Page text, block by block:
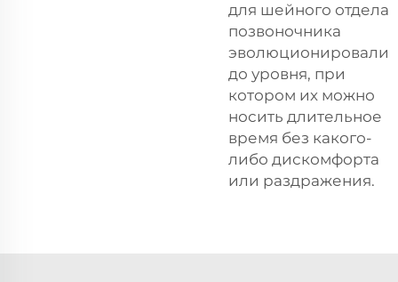
для шейного отдела
позвоночника
эволюционировали
до уровня, при
котором их можно
носить длительное
время без какого-
либо дискомфорта
или раздражения.